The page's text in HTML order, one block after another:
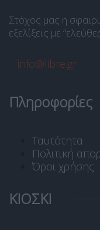
Στόχος μας η
εξελίξεις με
info@libre.gr
Πληροφορίες
Ταυτότητα
Πολιτική
Όροι χρήσης
ΚΙΟΣΚΙ